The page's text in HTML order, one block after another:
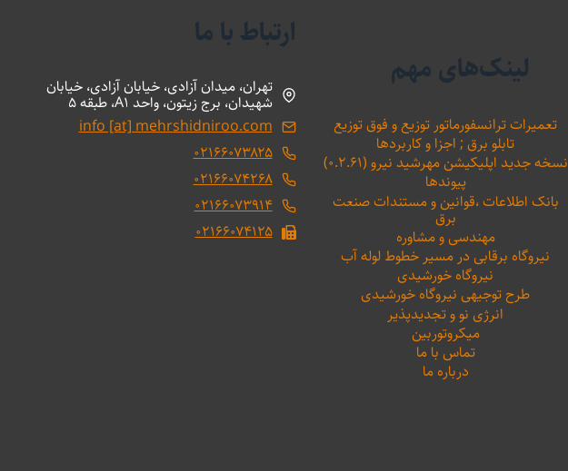
لینک‌های مهم
تعمیرات ترانسفورماتور توزیع و فوق توزیع
تابلو برق ; اجزا و کاربردها
نسخه جدید اپلیکیشن مهرشید نیرو (۰.۲.۶۱)
پیوندها
بانک اطلاعات ،‌قوانین و مستندات صنعت
برق
مهندسی و مشاوره
نیروگاه برقابی در مسیر خطوط لوله آب
نیروگاه خورشیدی
طرح توجیهی نیروگاه خورشیدی
انرژی نو و تجدیدپذیر
میکروتوربین
تماس با ما
درباره ما
ارتباط با ما
تهران، میدان آزادی، خیابان آزادی، خیابان
شهیدان، برج زیتون، واحد A1، طبقه 5
info [at] mehrshidniroo.com
۰۲۱۶۶۰۷۳۸۲۵
۰۲۱۶۶۰۷۴۲۶۸
۰۲۱۶۶۰۷۳۹۱۴
۰۲۱۶۶۰۷۴۱۲۵